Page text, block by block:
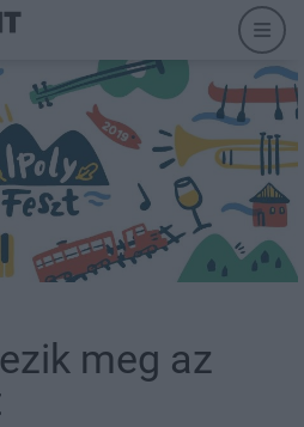
meg az